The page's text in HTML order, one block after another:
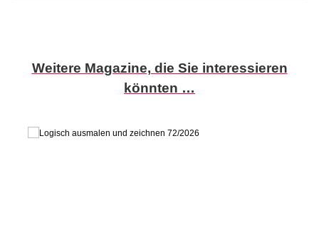
Produktgalerie überspringen
Weitere Magazine, die Sie interessieren
könnten …